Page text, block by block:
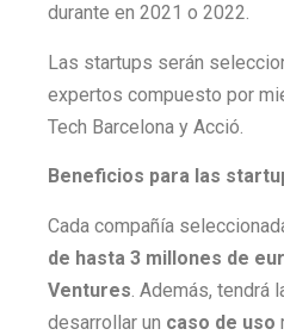
durante en 2021 o 2022.
Las startups serán
expertos compuesto por
Tech Barcelona y Acció.
Beneficios para las
Cada compañía
de hasta 3 millones de
Ventures . Además, tendrá
desarrollar un caso de uso